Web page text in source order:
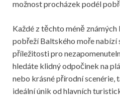
možnost procházek podél
Každé z těchto méně
pobřeží Baltského moře nabízí
příležitosti pro
hledáte klidný odpočinek na
nebo krásné přírodní
ideální únik od hlavních